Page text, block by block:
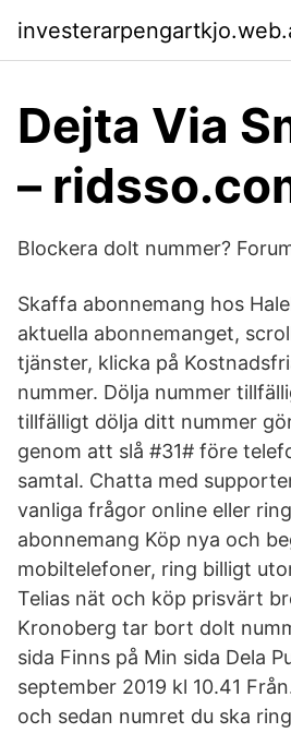
Dejta Via
–
Blockera dolt nummer?
Skaffa abonnemang hos
aktuella abonnemanget,
tjänster, klicka på
nummer. Dölja nummer
tillfälligt dölja ditt nummer
genom att slå #31# före
samtal. Chatta med
vanliga frågor online eller
abonnemang Köp nya och
mobiltelefoner, ring billigt
Telias nät och köp prisvärt
Kronoberg tar bort dolt
sida Finns på Min sida Dela
september 2019 kl 10.41
och sedan numret du ska